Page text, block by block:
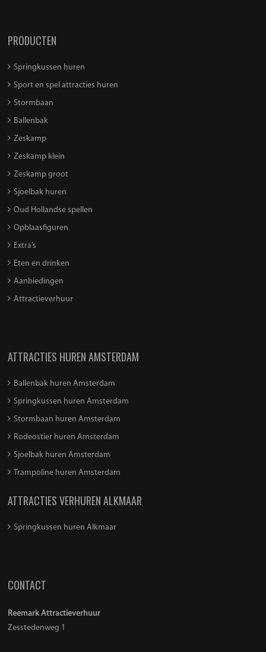
PRODUCTEN
Springkussen huren
Sport en spel attracties huren
Stormbaan
Ballenbak
Zeskamp
Zeskamp klein
Zeskamp groot
Sjoelbak huren
Oud Hollandse spellen
Opblaasfiguren
Extra’s
Eten en drinken
Aanbiedingen
Attractieverhuur
ATTRACTIES HUREN AMSTERDAM
Ballenbak huren Amsterdam
Springkussen huren Amsterdam
Stormbaan huren Amsterdam
Rodeostier huren Amsterdam
Sjoelbak huren Amsterdam
Trampoline huren Amsterdam
ATTRACTIES VERHUREN ALKMAAR
Springkussen huren Alkmaar
CONTACT
Reemark Attractieverhuur
Zesstedenweg 1